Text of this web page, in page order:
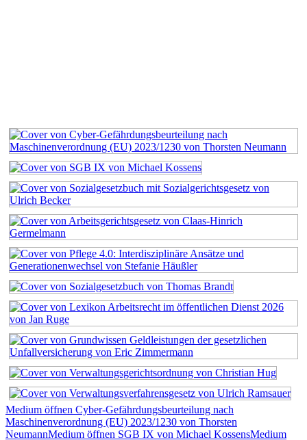
Medium öffnen Cyber-Gefährdungsbeurteilung nach
Maschinenverordnung (EU) 2023/1230 von Thorsten
NeumannMedium öffnen SGB IX von Michael KossensMedium